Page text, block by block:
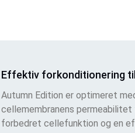
Effektiv forkonditionering
Autumn Edition er optimeret
cellemembranens
forbedret cellefunktion og en